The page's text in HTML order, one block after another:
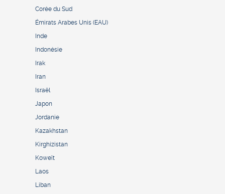
Corée du Sud
Émirats Arabes Unis (EAU)
Inde
Indonésie
Irak
Iran
Israël
Japon
Jordanie
Kazakhstan
Kirghizistan
Koweït
Laos
Liban